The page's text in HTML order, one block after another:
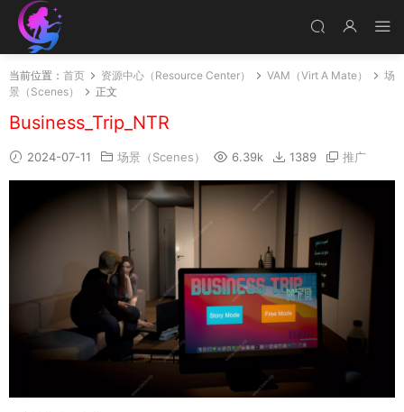
当前位置： 首页 资源中心（Resource Center） VAM（Virt A Mate）
场
景（Scenes）
正文
Business_Trip_NTR
2024-07-11 场景（Scenes） 6.39k 1389 推广